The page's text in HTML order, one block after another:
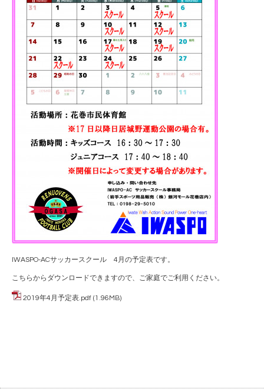
IWASPO-ACサッカースクール 4月の予定表です。
こちらからダウンロードできますので、ご家庭でご利用ください。
2019年4月予定表.pdf (1.96MB)